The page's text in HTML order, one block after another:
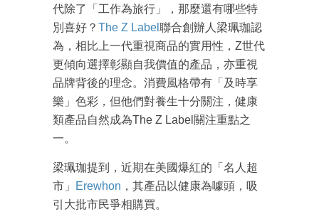
代除了「工作為旅行」，那麼還有哪些特
別喜好？ The Z Label 聯合創辦人梁珮珈認
為，相比上一代重視商品的實用性，Z世代
更傾向選擇彰顯自我價值的產品，亦重視
品牌背後的理念。消費風格帶有「及時享
樂」色彩，但他們對養生十分關注，健康
類產品自然成為The Z Label關注重點之
一。
梁珮珈提到，近期在美國爆紅的「名人超
市」
Erewhon ，其產品以健康為噱頭，吸
引大批市民爭相購買。